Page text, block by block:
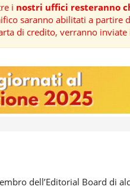
i nostri uffici resteranno
saranno abilitati a partire
di credito, verranno inviate
dell’Editorial Board di